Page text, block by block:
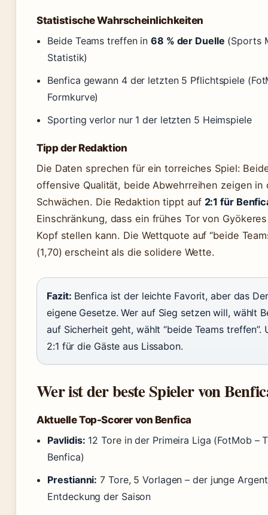
Statistische Wahrscheinlichkeiten
Beide Teams treffen in68 % der Duelle (Sports
Statistik)
Benfica gewann 4 der letzten 5 Pflichtspiele
Formkurve)
Sporting verlor nur 1 der letzten 5 Heimspiele
Tipp der Redaktion
Die Daten sprechen für ein torreiches Spiel:
offensive Qualität, beide Abwehrreihen zeigen in
Schwächen. Die Redaktion tippt auf 2:1 für
Einschränkung, dass ein frühes Tor von
Kopf stellen kann. Die Wettquote auf “beide
(1,70) erscheint als die solidere Wette.
Fazit: Benfica ist der leichte Favorit, aber das
eigene Gesetze. Wer auf Sieg setzen will, wählt
auf Sicherheit geht, wählt “beide Teams treffen”.
2:1 für die Gäste aus Lissabon.
Wer ist der beste Spieler von
Aktuelle Top-Scorer von Benfica
Pavlidis: 12 Tore in der Primeira Liga (FotMob –
Benfica)
Prestianni: 7 Tore, 5 Vorlagen – der junge
Entdeckung der Saison